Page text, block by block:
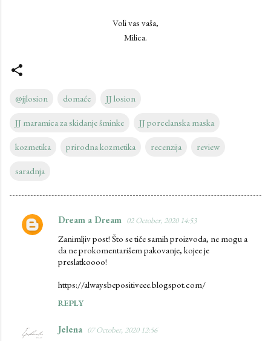
Voli vas vaša,
Milica.
@jjlosion domaće JJ losion
JJ maramica za skidanje šminke JJ porcelanska maska
kozmetika prirodna kozmetika recenzija review
saradnja
C
Dream a Dream 02 October, 2020 14:53
Zanimljiv post! Što se tiče samih proizvoda, ne mogu a
da ne prokomentarišem pakovanje, kojee je
preslatkoooo!
https://alwaysbepositiveee.blogspot.com/
REPLY
Jelena 07 October, 2020 12:56